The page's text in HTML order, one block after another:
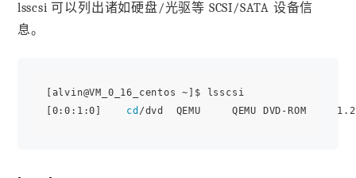
lsscsi 可以列出诸如硬盘/光驱等 SCSI/SATA 设备信
息。
[alvin@VM_0_16_centos ~]$ lsscsi
[0:0:1:0] cd